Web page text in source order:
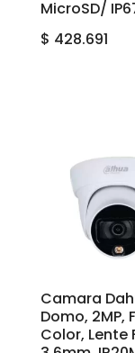
MicroSD/
$ 428.691
Camara
Domo, 2MP,
Color, Lente